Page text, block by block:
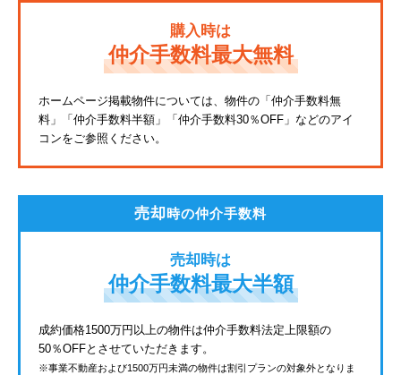
東武東上線
JR鶴見線
京成金町線
購入時は
仲介手数料最大無料
ホームページ掲載物件については、物件の「仲介手数料無
料」
「仲介手数料半額」「仲介手数料30％OFF」などのアイ
コンをご参照ください。
売却時の仲介手数料
売却時は
仲介手数料最大半額
成約価格1500万円以上の物件は仲介手数料法定上限額の
50％OFFとさせていただきます。
※事業不動産および1500万円未満の物件は割引プランの対象外となりま